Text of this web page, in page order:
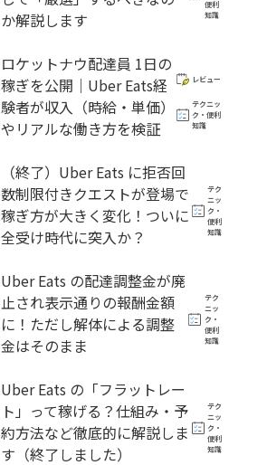
か解説します
便利
知識
ロケットナウ配達員 1日の
稼ぎを公開｜Uber Eats経
験者が収入（時給・単価）
やリアルな働き方を検証
レビュー
テクニッ
ク・便利
知識
（終了）Uber Eats に拒否回
数制限付きクエストが登場で
稼ぎ方が大きく変化！ついに
全受け時代に突入か？
テク
ニッ
ク・
便利
知識
Uber Eats の配達調整金が廃
止され表示通りの報酬金額
に！ただし解体による調整
金はそのまま
テク
ニッ
ク・
便利
知識
Uber Eats の「フラットレー
ト」って稼げる？仕組み・予
約方法など徹底的に解説しま
す（終了しました）
テク
ニッ
ク・
便利
知識